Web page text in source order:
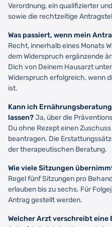
Verordnung, ein qualifizierter
sowie die rechtzeitige
Was passiert, wenn mein
Recht, innerhalb eines Monats
dem Widerspruch ergänzende
Dich von Deinem Hausarzt
Widerspruch erfolgreich, wenn
ist.
Kann ich
lassen?Ja, über die
Du ohne Rezept einen
beantragen. Die
der therapeutischen Beratung.
Wie viele Sitzungen
Regel fünf Sitzungen pro
erlauben bis zu sechs. Für
Antrag gestellt werden.
Welcher Arzt verschreibt